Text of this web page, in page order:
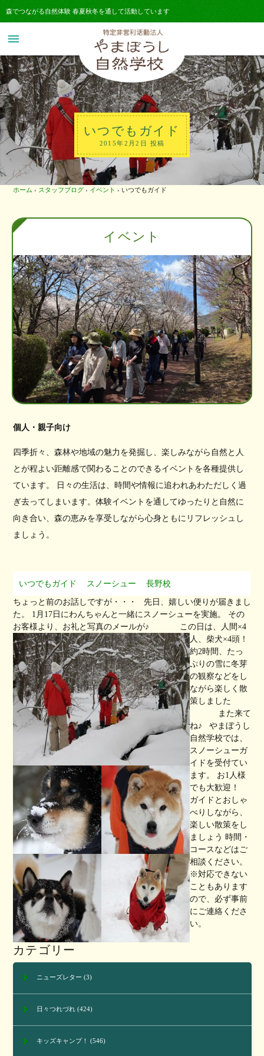
森でつながる自然体験 春夏秋冬を通して活動しています
menu
いつでもガイド
2015年2月2日 投稿
ホーム › スタッフブログ › イベント › いつでもガイド
イベント
個人・親子向け
四季折々、森林や地域の魅力を発掘し、楽しみながら自然と人
とが程よい距離感で関わることのできるイベントを各種提供し
ています。 日々の生活は、時間や情報に追われあわただしく過
ぎ去ってしまいます。体験イベントを通してゆったりと自然に
向き合い、森の恵みを享受しながら心身ともにリフレッシュし
ましょう。
いつでもガイド スノーシュー 長野校
ちょっと前のお話しですが・・・ 先日、嬉しい便りが届きまし
た。 1月17日にわんちゃんと一緒にスノーシューを実施。 その
お客様より、お礼と写真のメールが♪
この日は、人間×4
人、柴犬×4頭！
約2時間、たっ
ぷりの雪に冬芽
の観察などをし
ながら楽しく散
策しました
また来て
ね♪ やまぼうし
自然学校では、
スノーシューガ
イドを受付てい
ます。 お1人様
でも大歓迎！
ガイドとおしゃ
べりしながら、
楽しい散策をし
ましょう 時間・
コースなどはご
相談ください。
※対応できない
こともあります
ので、必ず事前
にご連絡くださ
い。
カテゴリー
ニューズレター (3)
日々つれづれ(424)
キッズキャンプ！ (546)